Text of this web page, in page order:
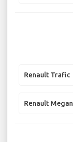
Renault Trafic
Renault